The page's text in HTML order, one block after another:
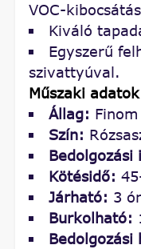
VOC-
Kiváló
Egyszerű
szivattyúval.
Műszaki adatok
Állag:
Szín:
Bedolgozási
Kötésidő:
Járható: 3
Burkolható: